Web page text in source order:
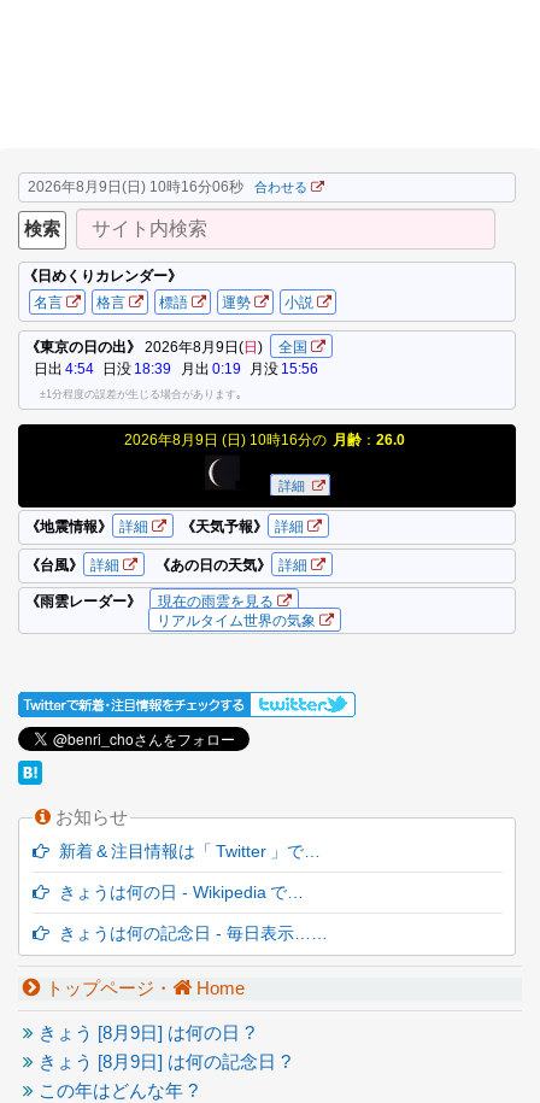
2026年8月9日(日) 10時16分06秒 合わせる
お知らせ
新着 & 注目情報は「 Twitter 」で…
きょうは何の日 - Wikipedia で…
きょうは何の記念日 - 毎日表示……
トップページ・ Home
きょう [8月9日] は何の日 ?
きょう [8月9日] は何の記念日 ?
この年はどんな年 ?